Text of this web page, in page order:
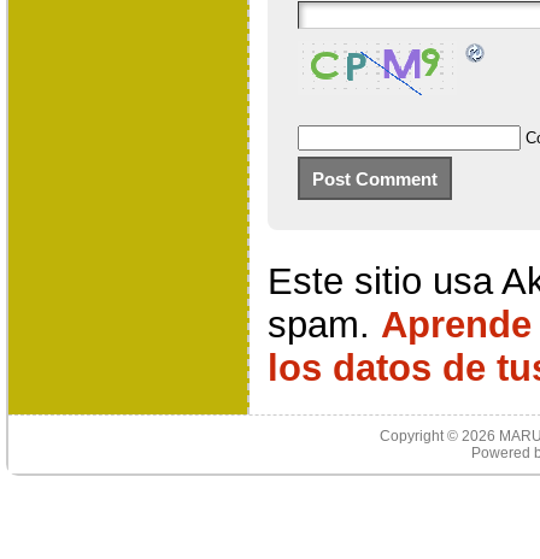
Este sitio usa
spam.
los datos de
Copyright © 2026
Powered